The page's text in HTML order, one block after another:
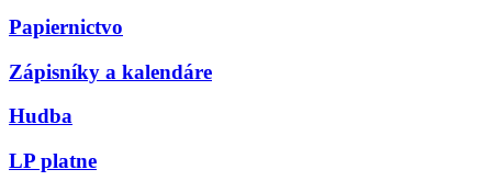
Papiernictvo
Zápisníky a kalendáre
Hudba
LP platne